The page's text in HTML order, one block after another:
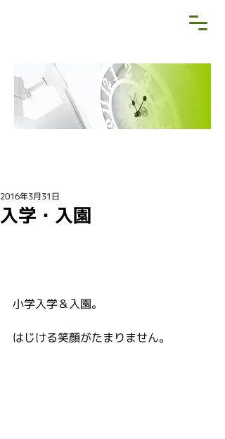
入学・入園
2016年3月31日
小学入学＆入園。
はじける笑顔がたまりません。